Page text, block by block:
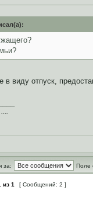
в виду отпуск,
за: Поле
из 1 [ Сообщений: 2 ]